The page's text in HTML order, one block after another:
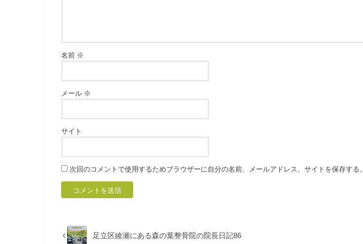
名前 ※
メール ※
サイト
次回のコメントで使用するためブラウザーに自分の名前、メールアドレス、サイトを保存する。
足立区綾瀬にある森の葉整骨院の院長日記86